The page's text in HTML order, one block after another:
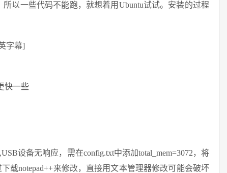
所以一些代码不能跑，就想着用Ubuntu试试。安装的过程
字幕]
快一些
设备无响应，需在config.txt中添加total_mem=3072，将
载notepad++来修改，直接用文本管理器修改可能会破坏